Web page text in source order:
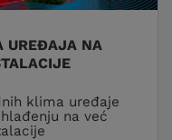
UREĐAJA NA
klima uređaje
na već